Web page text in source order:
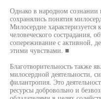
Однако в народном сознании
сохранялись понятия
Милосердие характеризуется
человеческого сострадания,
сопереживание с активной,
этими чувствами. ■
Благотворительность также
милосердной деятельности,
филантропия. Это
ресурсы добровольно и